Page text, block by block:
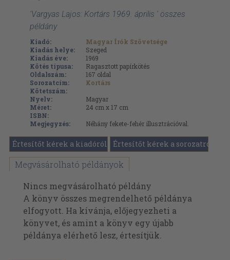
'Vargyas Lajos: Kortárs 1969. április ' összes
példány
Kiadó:
Magyar Írók Szövetsége
Kiadás helye:
Szeged
Kiadás éve:
1969
Kötés típusa:
Ragasztott papírkötés
Oldalszám:
167 oldal
Sorozatcím:
Kortárs
Kötetszám:
Nyelv:
Magyar
Méret:
24 cm x 17 cm
ISBN:
Megjegyzés:
Néhány fekete-fehér illusztrációval.
Értesítőt kérek a kiadóról Értesítőt kérek a sorozatról
Megvásárolható példányok
Nincs megvásárolható példány
A könyv összes megrendelhető példánya
elfogyott. Ha kívánja, előjegyezheti a
könyvet, és amint a könyv egy újabb
példánya elérhető lesz, értesítjük.